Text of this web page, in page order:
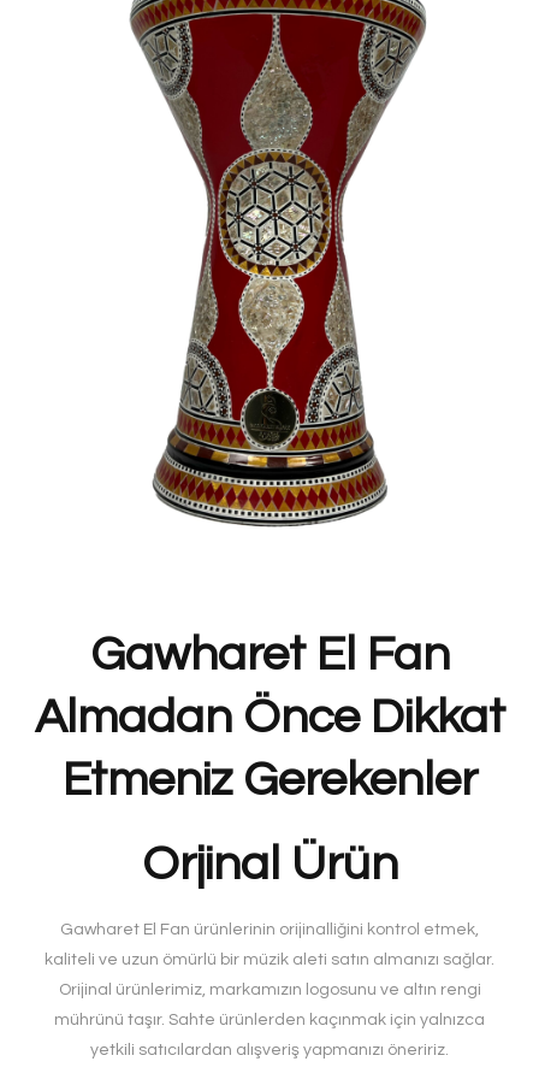
Gawharet El Fan
Almadan Önce Dikkat
Etmeniz Gerekenler
Orjinal Ürün
Gawharet El Fan ürünlerinin orijinalliğini kontrol etmek,
kaliteli ve uzun ömürlü bir müzik aleti satın almanızı sağlar.
Orijinal ürünlerimiz, markamızın logosunu ve altın rengi
mührünü taşır. Sahte ürünlerden kaçınmak için yalnızca
yetkili satıcılardan alışveriş yapmanızı öneririz.